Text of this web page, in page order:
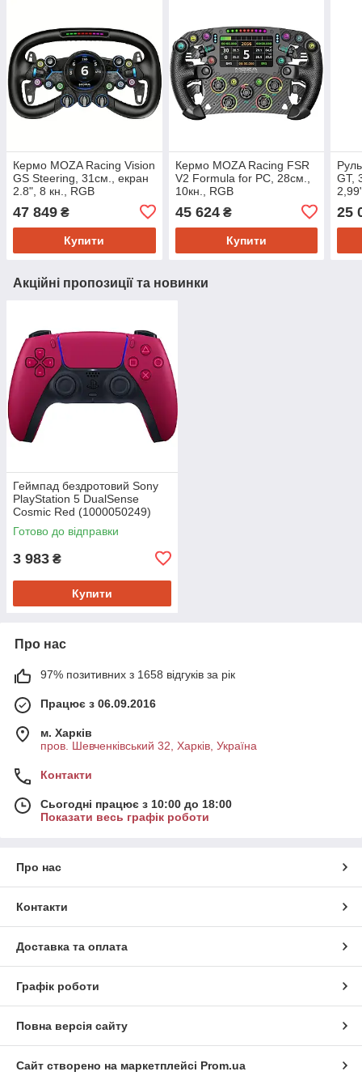
Кермо MOZA Racing Vision
GS Steering, 31cм., екран
2.8", 8 кн., RGB
47 849 ₴
Купити
Кермо MOZA Racing FSR
V2 Formula for PC, 28cм.,
10кн., RGB
45 624₴
Купити
GT,
25
Акційні пропозиції та новинки
Геймпад бездротовий Sony
PlayStation 5 DualSense
Cosmic Red (1000050249)
Готово до відправки
3 983 ₴
Купити
Про нас
97% позитивних з 1658 відгуків за рік
Працює з 06.09.2016
м. Харків
пров. Шевченківський 32, Харків, Україна
Контакти
Сьогодні працює з 10:00 до 18:00
Показати весь графік роботи
Про нас
Контакти
Доставка та оплата
Графік роботи
Повна версія сайту
Сайт створено на маркетплейсі Prom.ua